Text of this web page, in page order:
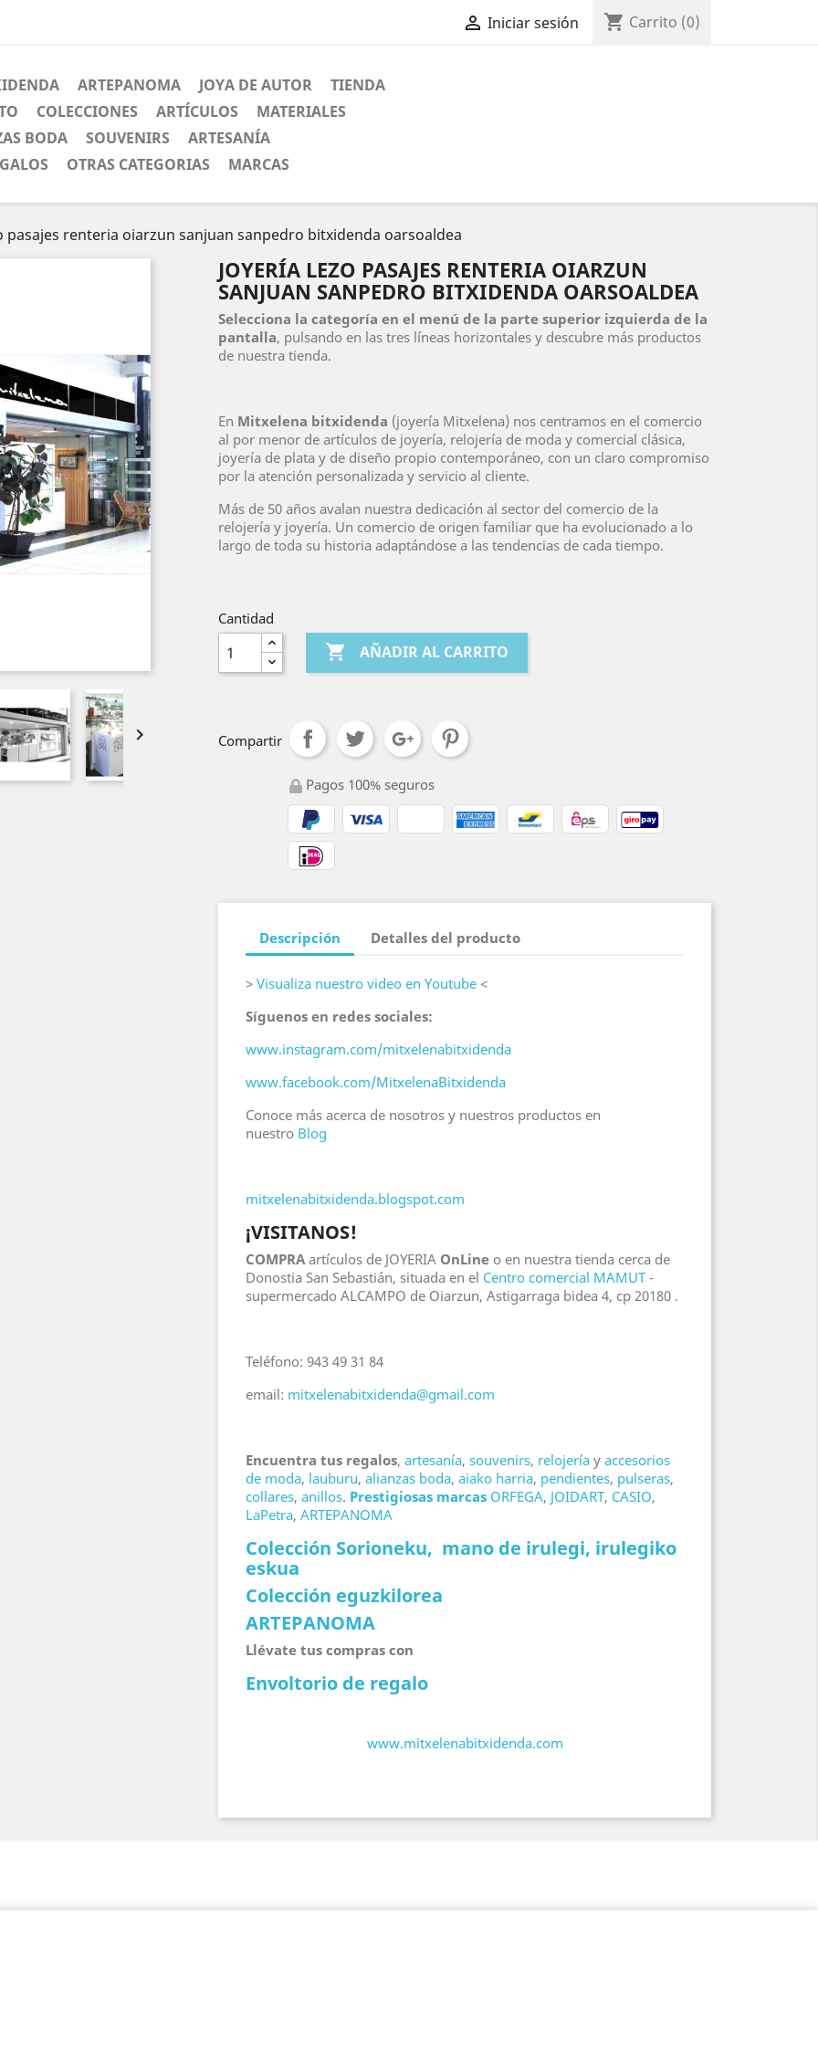
 Iniciar sesión shopping_cart Carrito (0)
ARTEPANOMA JOYA DE AUTOR
TIENDA
COLECCIONES ARTÍCULOS
MATERIALES
BODA
SOUVENIRS
ARTESANÍA
OTRAS CATEGORIAS MARCAS
pasajes renteria oiarzun sanjuan sanpedro bitxidenda oarsoaldea

JOYERÍA LEZO PASAJES RENTERIA OIARZUN
SANJUAN SANPEDRO BITXIDENDA OARSOALDEA
Selecciona la categoría en el menú de la parte superior izquierda de la
pantalla, pulsando en las tres líneas horizontales y descubre más productos
de nuestra tienda.
En Mitxelena bitxidenda (joyería Mitxelena) nos centramos en el comercio
al por menor de artículos de joyería, relojería de moda y comercial clásica,
joyería de plata y de diseño propio contemporáneo, con un claro compromiso
por la atención personalizada y servicio al cliente.
Más de 50 años avalan nuestra dedicación al sector del comercio de la
relojería y joyería. Un comercio de origen familiar que ha evolucionado a lo
largo de toda su historia adaptándose a las tendencias de cada tiempo.
Cantidad
 AÑADIR AL CARRITO
Compartir
Pagos 100% seguros
Descripción Detalles del producto
> Visualiza nuestro video en Youtube <
Síguenos en redes sociales:
www.instagram.com/mitxelenabitxidenda
www.facebook.com/MitxelenaBitxidenda
Conoce más acerca de nosotros y nuestros productos en
nuestro Blog
mitxelenabitxidenda.blogspot.com
¡VISITANOS!
COMPRA artículos de JOYERIA OnLine o en nuestra tienda cerca de
Donostia San Sebastián, situada en el Centro comercial MAMUT-
supermercado ALCAMPO de Oiarzun, Astigarraga bidea 4, cp 20180 .
Teléfono: 943 49 31 84
email: mitxelenabitxidenda@gmail.com
Encuentra tus regalos, artesanía, souvenirs, relojería y accesorios
de moda, lauburu, alianzas boda, aiako harria, pendientes, pulseras,
collares, anillos. Prestigiosas marcas ORFEGA, JOIDART, CASIO,
LaPetra, ARTEPANOMA
Colección Sorioneku, mano de irulegi, irulegiko
eskua
Colección eguzkilorea
ARTEPANOMA
Llévate tus compras con
Envoltorio de regalo
www.mitxelenabitxidenda.com